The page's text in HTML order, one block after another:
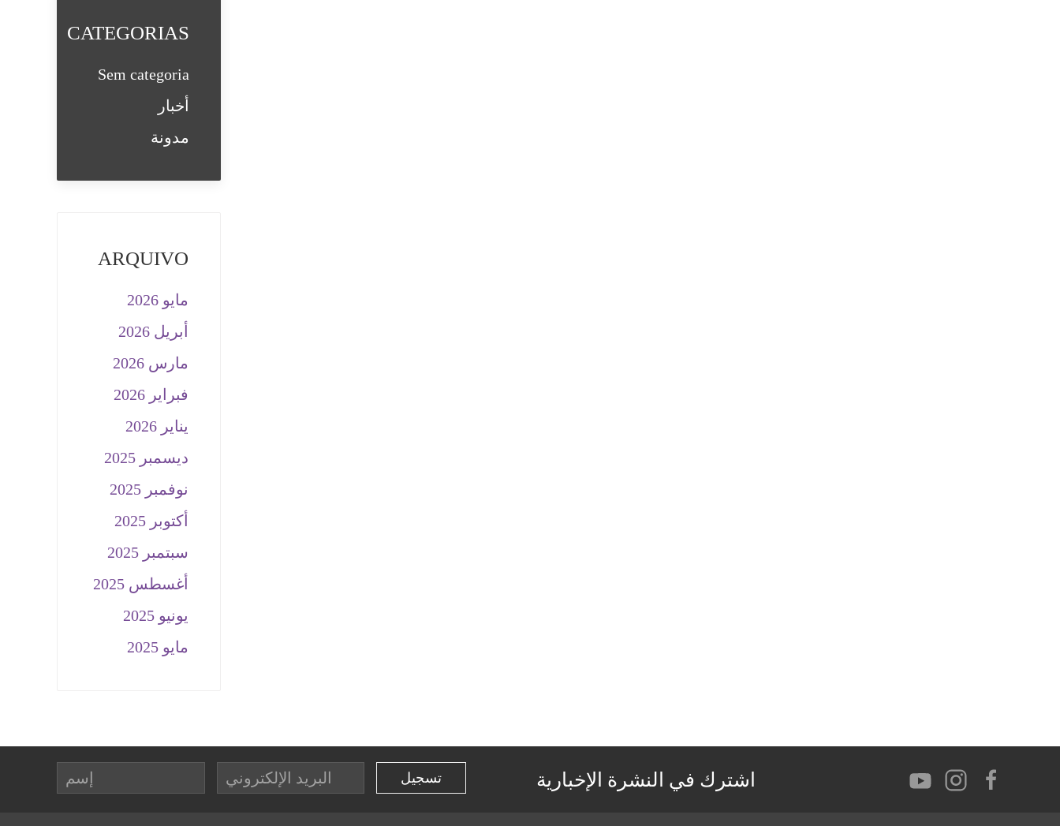
CATEGORIAS
Sem categoria
أخبار
مدونة
ARQUIVO
مايو 2026
أبريل 2026
مارس 2026
فبراير 2026
يناير 2026
ديسمبر 2025
نوفمبر 2025
أكتوبر 2025
سبتمبر 2025
أغسطس 2025
يونيو 2025
مايو 2025
اشترك في النشرة الإخبارية